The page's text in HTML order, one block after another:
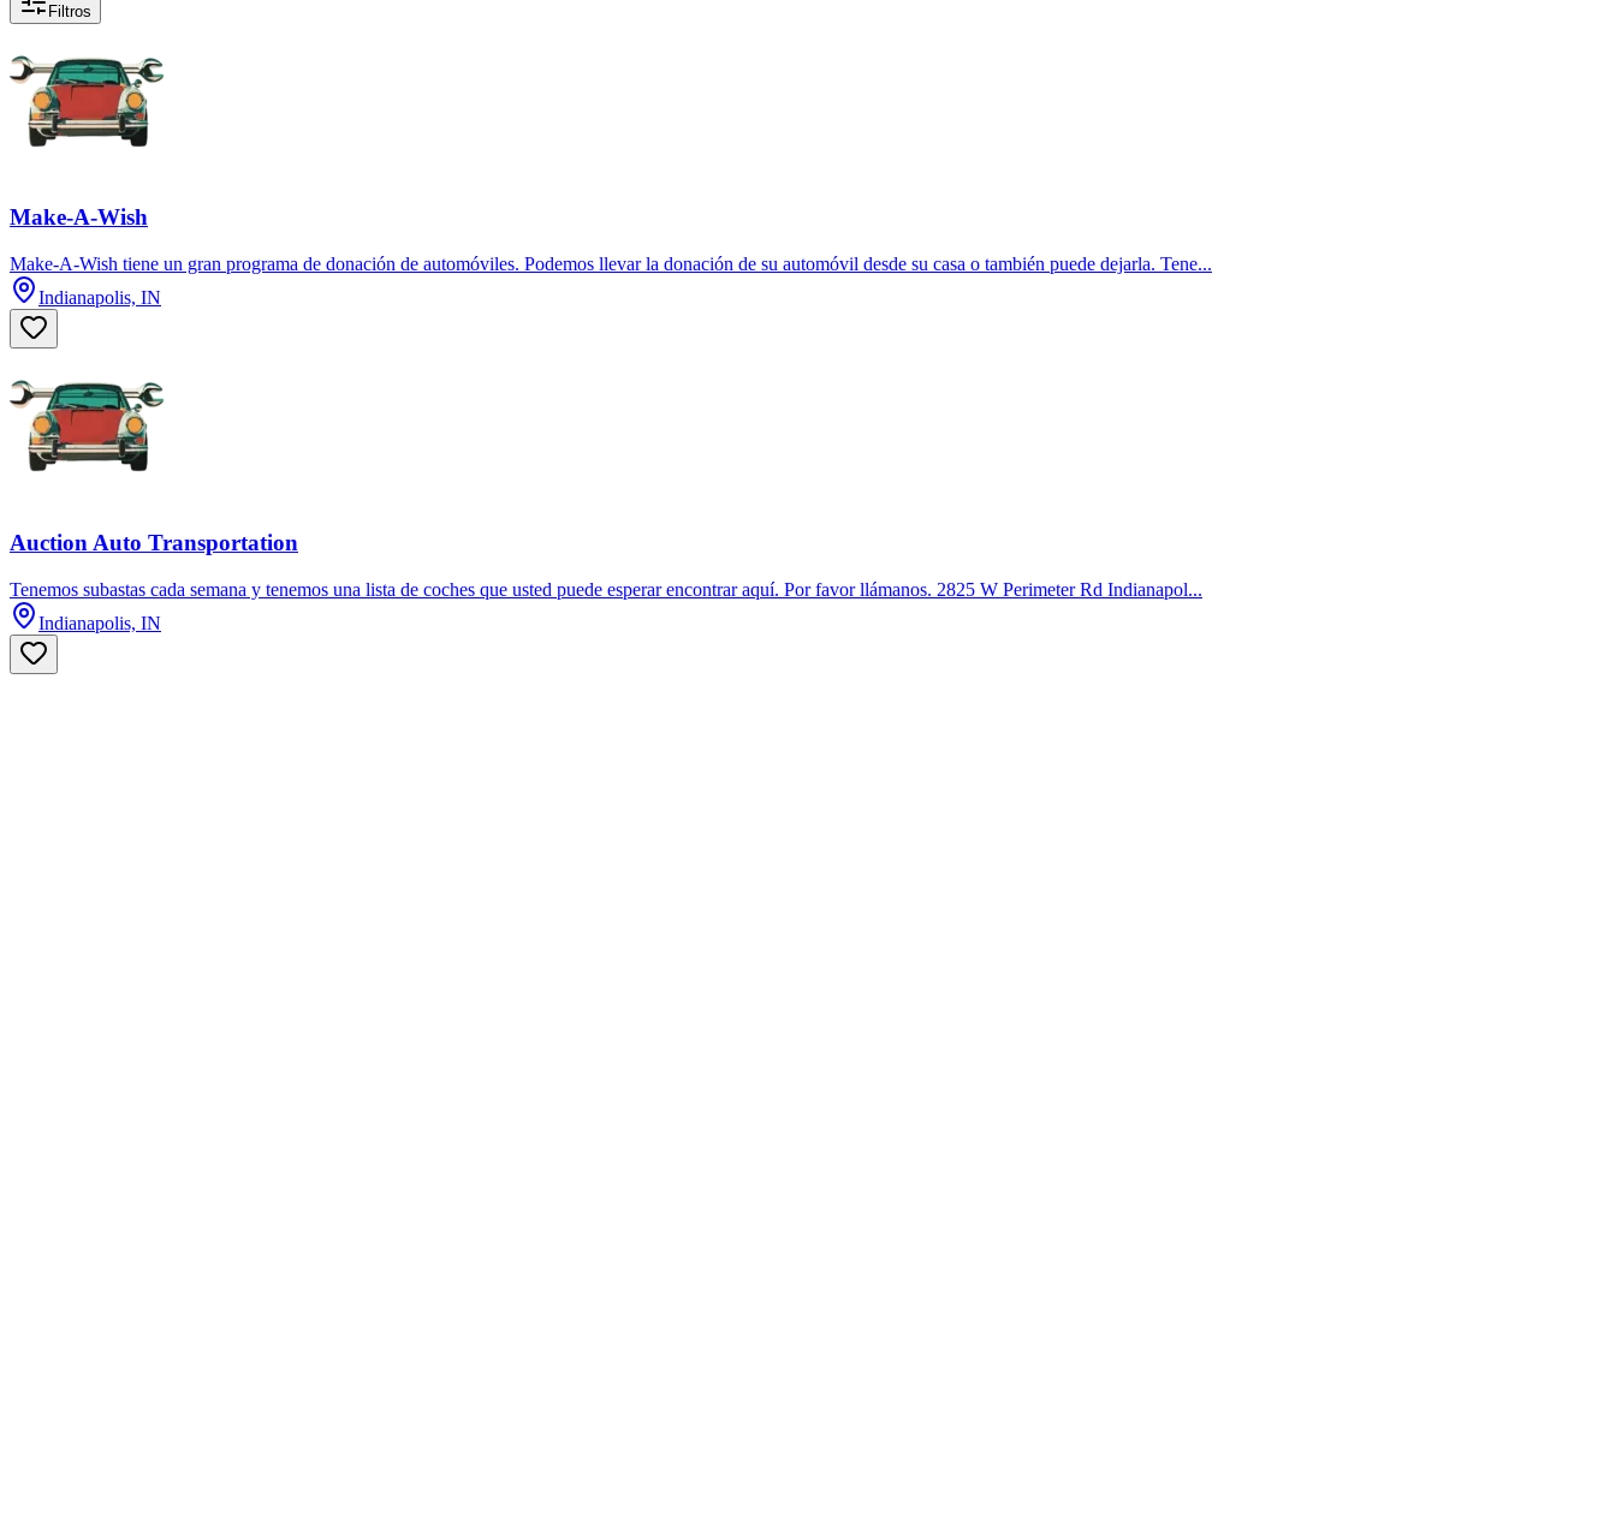
Filtros
Make-A-Wish
Make-A-Wish tiene un gran programa de donación de automóviles. Podemos llevar la donación de su automóvil desde su casa o también puede dejarla. Tene...
Indianapolis, IN
Auction Auto Transportation
Tenemos subastas cada semana y tenemos una lista de coches que usted puede esperar encontrar aquí. Por favor llámanos. 2825 W Perimeter Rd Indianapol...
Indianapolis, IN